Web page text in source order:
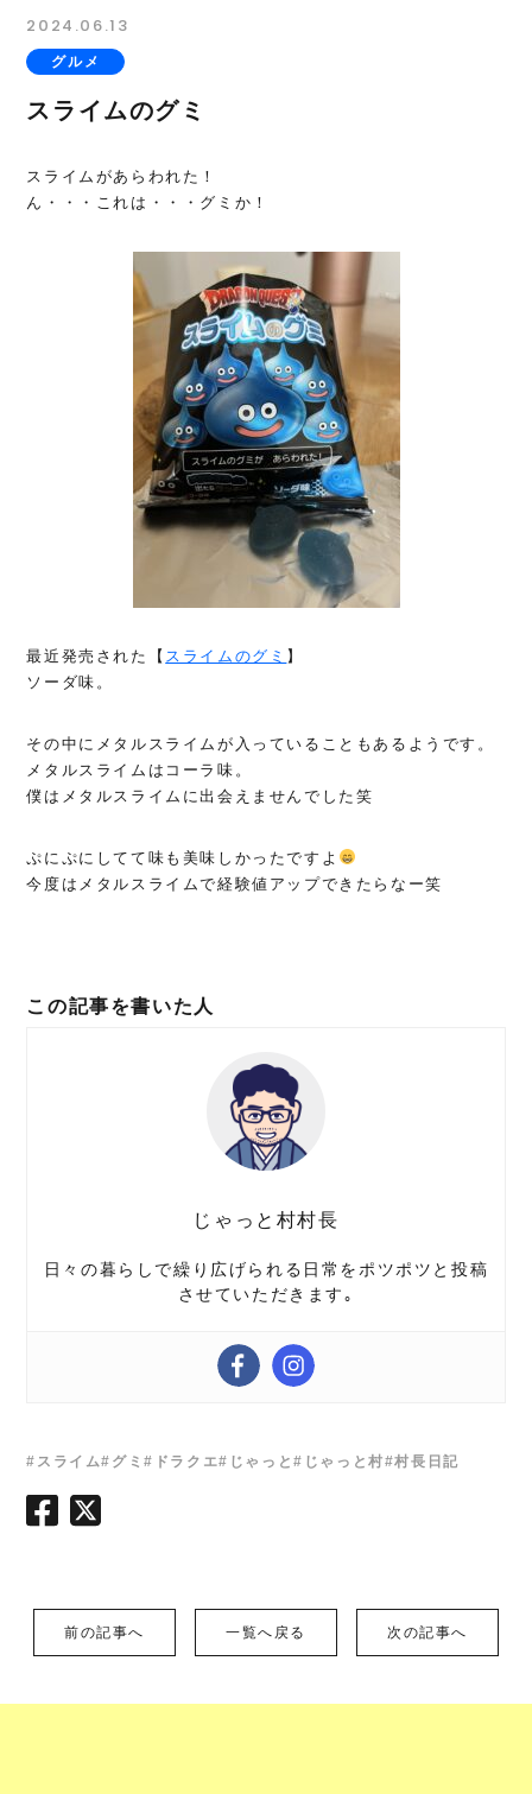
2024.06.13
グルメ
スライムのグミ
スライムがあらわれた！
ん・・・これは・・・グミか！
最近発売された【 スライムのグミ 】
ソーダ味。
その中にメタルスライムが入っていることもあるようです。
メタルスライムはコーラ味。
僕はメタルスライムに出会えませんでした笑
ぷにぷにしてて味も美味しかったですよ
今度はメタルスライムで経験値アップできたらなー笑
この記事を書いた人
じゃっと村村長
日々の暮らしで繰り広げられる日常をポツポツと投稿
させていただきます｡
#スライム#グミ#ドラクエ#じゃっと#じゃっと村#村長日記
前の記事へ 一覧へ戻る 次の記事へ